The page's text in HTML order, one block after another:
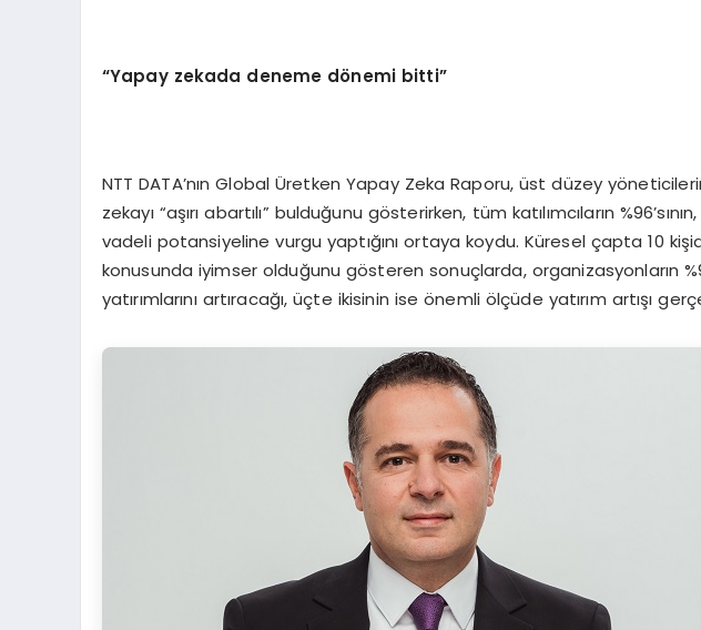
“Yapay zekada deneme dönemi bitti”
NTT DATA’nın Global Üretken Yapay Zeka Raporu, üst düzey
zekayı “aşırı abartılı” bulduğunu gösterirken, tüm katılımcıların
vadeli potansiyeline vurgu yaptığını ortaya koydu. Küresel çapta 10
konusunda iyimser olduğunu gösteren sonuçlarda, organizasyonların
yatırımlarını artıracağı, üçte ikisinin ise önemli ölçüde yatırım artışı